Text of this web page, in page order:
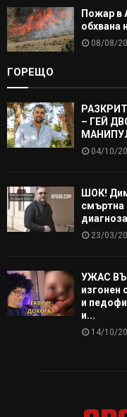
Пожар в
обхвана
08/08/
ГОРЕЩО
– ГЕЙ
04/10/
ШОК!
смъртна
23/03/
УЖАС
изгонен
и
и...
14/10/